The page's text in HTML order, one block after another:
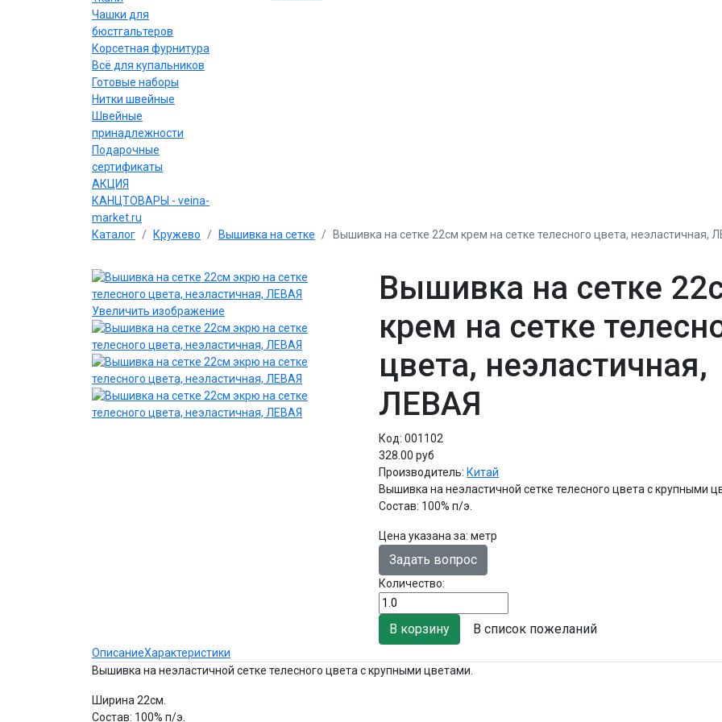
Чашки для
бюстгальтеров
Корсетная фурнитура
Всё для купальников
Готовые наборы
Нитки швейные
Швейные
принадлежности
Подарочные
сертификаты
АКЦИЯ
КАНЦТОВАРЫ - veina-
market.ru
Каталог Кружево Вышивка на сетке Вышивка на сетке 22см крем на сетке телесного цвета, неэластичная,
Увеличить изображение
Вышивка на сетке
крем на сетке
цвета, неэластичная,
ЛЕВАЯ
Код:001102
328.00 руб
Производитель:Китай
Вышивка на неэластичной сетке телесного цвета с крупными
Состав: 100% п/э.
Цена указана за:метр
Задать вопрос
Количество:
В список пожеланий
ОписаниеХарактеристики
Вышивка на неэластичной сетке телесного цвета с крупными цветами.
Ширина 22см.
Состав: 100% п/э.